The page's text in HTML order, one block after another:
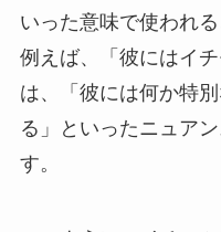
いった意味で使われる
例えば、「彼にはイ
は、「彼には何か特
る」といったニュア
す。